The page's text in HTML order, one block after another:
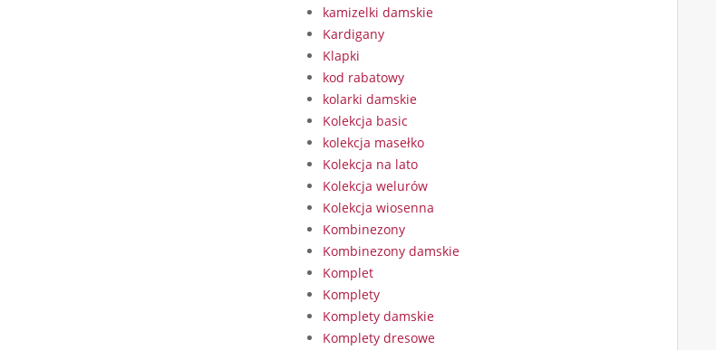
kamizelki damskie
Kardigany
Klapki
kod rabatowy
kolarki damskie
Kolekcja basic
kolekcja masełko
Kolekcja na lato
Kolekcja welurów
Kolekcja wiosenna
Kombinezony
Kombinezony damskie
Komplet
Komplety
Komplety damskie
Komplety dresowe